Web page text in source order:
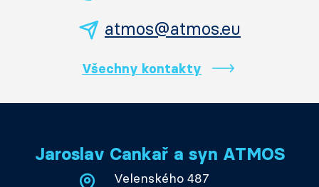
atmos@atmos.eu
Všechny kontakty
Jaroslav Cankař a syn ATMOS
Velenského 487